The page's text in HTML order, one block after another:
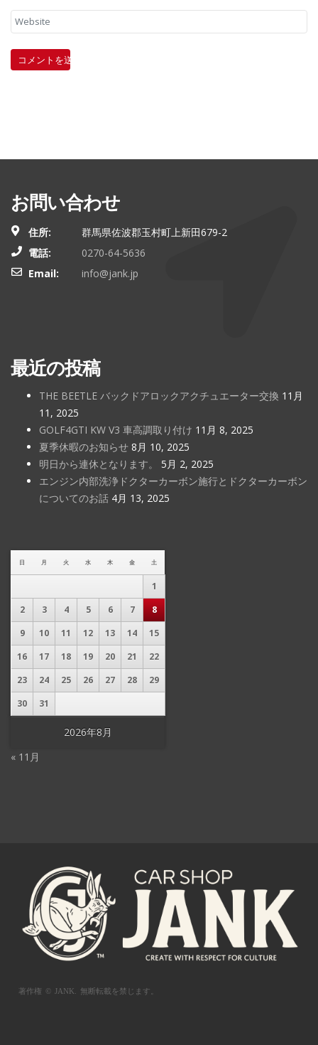
お問い合わせ
住所:
群馬県佐波郡玉村町上新田679-2
電話:
0270-64-5636
Email:
info@jank.jp
最近の投稿
THE BEETLE バックドアロックアクチュエーター交換 11月
11, 2025
GOLF4GTI KW V3 車高調取り付け 11月 8, 2025
夏季休暇のお知らせ 8月 10, 2025
明日から連休となります。
5月 2, 2025
エンジン内部洗浄ドクターカーボン施行とドクターカーボン
についてのお話 4月 13, 2025
2026年8月
日 月 火 水 木 金 土
1
2
3 4 5 6 7
8
9
10 11 12 13 14
15
16
17 18 19 20 21
22
23
24 25 26 27 28
29
30
31
« 11月
著作権 © JANK. 無断転載を禁じます。